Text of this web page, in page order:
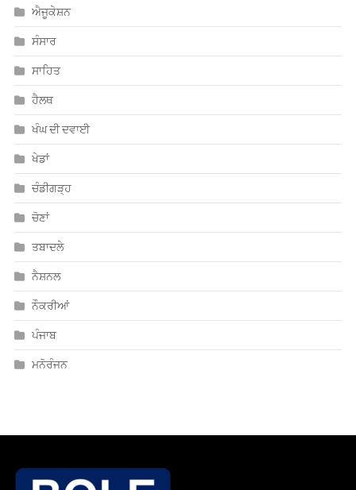
ਐਜੂਕੇਸ਼ਨ
ਸੰਸਾਰ
ਸਾਹਿਤ
ਹੈਲਥ
ਖੰਘ ਦੀ ਦਵਾਈ
ਖੇਡਾਂ
ਚੰਡੀਗੜ੍ਹ
ਚੋਣਾਂ
ਤਬਾਦਲੇ
ਨੈਸ਼ਨਲ
ਨੌਕਰੀਆਂ
ਪੰਜਾਬ
ਮਨੋਰੰਜਨ